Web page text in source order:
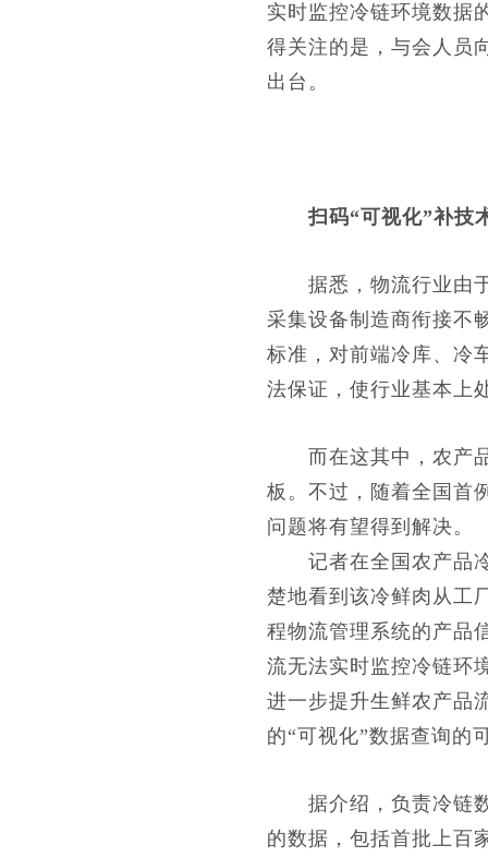
实时监控冷链环境数据
得关注的是，与会人员
出台。
扫码“可视化”补技
据悉，物流行业由于
采集设备制造商衔接不
标准，对前端冷库、冷
法保证，使行业基本上
而在这其中，农产品
板。不过，随着全国首
问题将有望得到解决。
记者在全国农产品冷
楚地看到该冷鲜肉从工
程物流管理系统的产品
流无法实时监控冷链环
进一步提升生鲜农产品
的“可视化”数据查询的
据介绍，负责冷链数
的数据，包括首批上百